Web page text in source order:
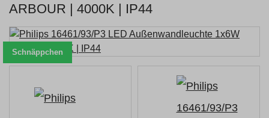
RBOUR | 4000K | IP44
Schnäppchen